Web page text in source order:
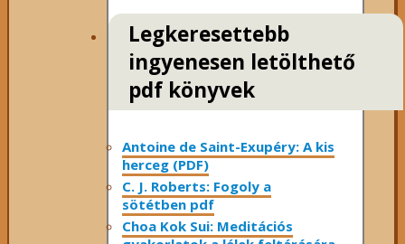
Legkeresettebb
ingyenesen letölthető
pdf könyvek
Antoine de Saint-Exupéry: A kis
herceg (PDF)
C. J. Roberts: Fogoly a
sötétben pdf
Choa Kok Sui: Meditációs